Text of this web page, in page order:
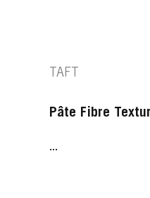
TAFT
Pâte Fibre
...